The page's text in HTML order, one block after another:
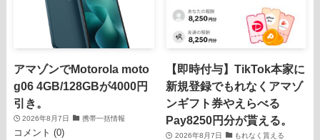
アマゾンでMotorola moto
g06 4GB/128GBが4000円
引き。
2026年8月7日 携帯一括情報
コメント (0)
【即時付与】TikTok本家に
新規登録でもれなくアマゾ
ンギフト券やえらべる
Pay8250円分が貰える。
2026年8月7日 もれなく貰える